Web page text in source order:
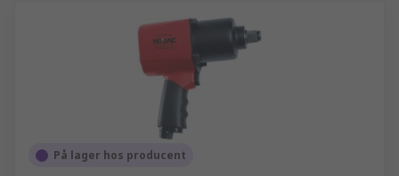
På lager hos producent